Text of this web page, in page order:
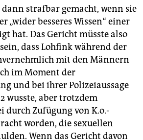
strafbar gemacht, wenn sie
„wider besseres Wissen“ einer
hat. Das Gericht müsste also
dass Lohfink während der
mit den Männern
im Moment der
und bei ihrer Polizeiaussage
wusste, aber trotzdem
durch Zufügung von K.o.-
worden, die sexuellen
Wenn das Gericht davon